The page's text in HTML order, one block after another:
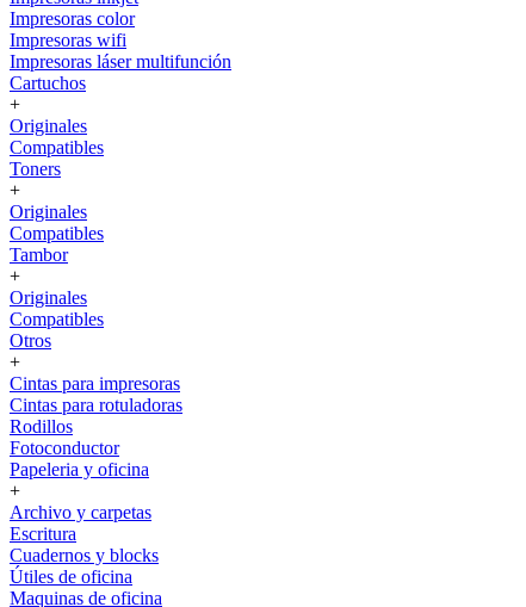
Impresoras color
Impresoras wifi
Impresoras láser multifunción
Cartuchos
+
Originales
Compatibles
Toners
+
Originales
Compatibles
Tambor
+
Originales
Compatibles
Otros
+
Cintas para impresoras
Cintas para rotuladoras
Rodillos
Fotoconductor
Papeleria y oficina
+
Archivo y carpetas
Escritura
Cuadernos y blocks
Útiles de oficina
Maquinas de oficina